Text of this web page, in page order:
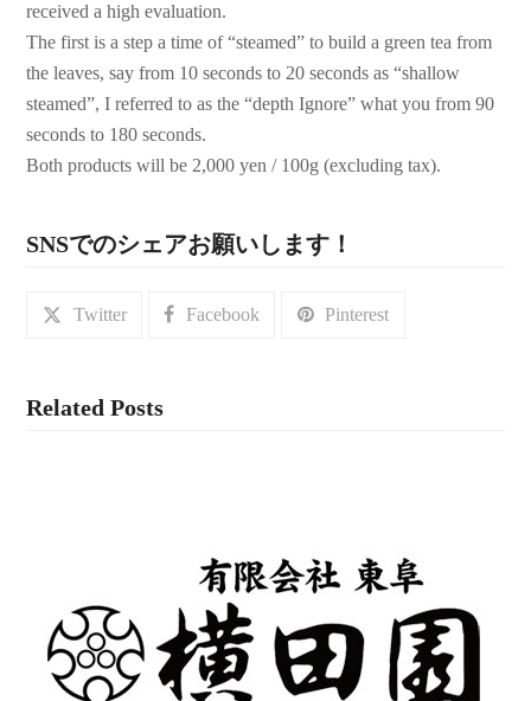
received a high evaluation.
The first is a step a time of “steamed” to build a green tea from
the leaves, say from 10 seconds to 20 seconds as “shallow
steamed”, I referred to as the “depth Ignore” what you from 90
seconds to 180 seconds.
Both products will be 2,000 yen / 100g (excluding tax).
SNSでのシェアお願いします！
Twitter Facebook Pinterest
Related Posts